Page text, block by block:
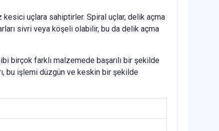
uçlara sahiptirler. Spiral uçlar, delik açma
sivri veya köşeli olabilir, bu da delik açma
birçok farklı malzemede başarılı bir şekilde
bu işlemi düzgün ve keskin bir şekilde